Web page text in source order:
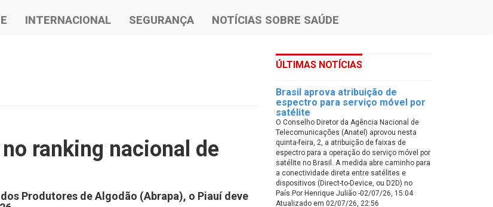
INTERNACIONAL SEGURANÇA NOTÍCIAS SOBRE SAÚDE
ranking nacional de
Produtores de Algodão (Abrapa), o Piauí deve
ÚLTIMAS NOTÍCIAS
Brasil aprova atribuição de
espectro para serviço móvel por
satélite
O Conselho Diretor da Agência Nacional de
Telecomunicações (Anatel) aprovou nesta
quinta-feira, 2, a atribuição de faixas de
espectro para a operação do serviço móvel por
satélite no Brasil. A medida abre caminho para
a conectividade direta entre satélites e
dispositivos (Direct-to-Device, ou D2D) no
País.Por Henrique Julião -02/07/26, 15:04
Atualizado em 02/07/26, 22:56